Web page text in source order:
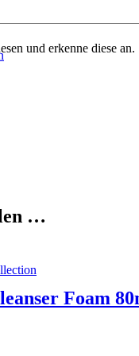
und erkenne diese an.
…
Foam